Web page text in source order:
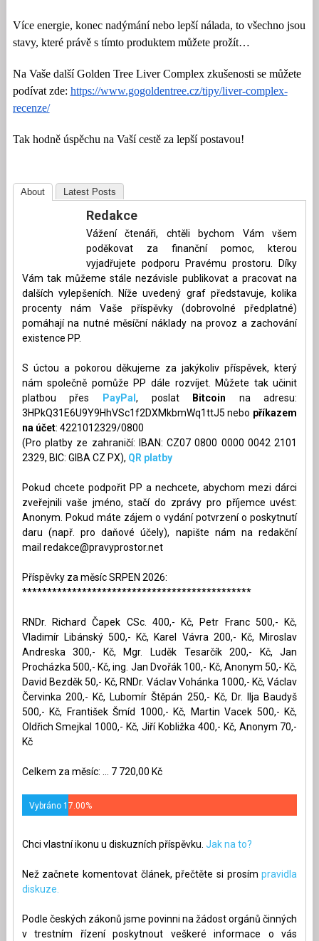
Více energie, konec nadýmání nebo lepší nálada, to všechno jsou
stavy, které právě s tímto produktem můžete prožít…
Na Vaše další Golden Tree Liver Complex zkušenosti se můžete
podívat zde: https://www.gogoldentree.cz/tipy/liver-complex-
recenze/
Tak hodně úspěchu na Vaší cestě za lepší postavou!
About Latest Posts
Redakce
Vážení čtenáři, chtěli bychom Vám všem
poděkovat za finanční pomoc, kterou
vyjadřujete podporu Pravému prostoru. Díky
Vám tak můžeme stále nezávisle publikovat a pracovat na
dalších vylepšeních. Níže uvedený graf představuje, kolika
procenty nám Vaše příspěvky (dobrovolné předplatné)
pomáhají na nutné měsíční náklady na provoz a zachování
existence PP.
S úctou a pokorou děkujeme za jakýkoliv příspěvek, který
nám společně pomůže PP dále rozvíjet. Můžete tak učinit
platbou přes
PayPal , poslat Bitcoin na adresu:
3HPkQ31E6U9Y9HhVSc1f2DXMkbmWq1ttJ5 nebo příkazem
na účet: 4221012329/0800
(Pro platby ze zahraničí: IBAN: CZ07 0800 0000 0042 2101
2329, BIC: GIBA CZ PX), QR platby
Pokud chcete podpořit PP a nechcete, abychom mezi dárci
zveřejnili vaše jméno, stačí do zprávy pro příjemce uvést:
Anonym. Pokud máte zájem o vydání potvrzení o poskytnutí
daru (např. pro daňové účely), napište nám na redakční
mail redakce@pravyprostor.net
Příspěvky za měsíc SRPEN 2026:
**********************************************
RNDr. Richard Čapek CSc. 400,- Kč, Petr Franc 500,- Kč,
Vladimír Libánský 500,- Kč, Karel Vávra 200,- Kč, Miroslav
Andreska 300,- Kč, Mgr. Luděk Tesarčík 200,- Kč, Jan
Procházka 500,- Kč, ing. Jan Dvořák 100,- Kč, Anonym 50,- Kč,
David Bezděk 50,- Kč, RNDr. Václav Vohánka 1000,- Kč, Václav
Červinka 200,- Kč, Lubomír Štěpán 250,- Kč, Dr. Ilja Baudyš
500,- Kč, František Šmíd 1000,- Kč, Martin Vacek 500,- Kč,
Oldřich Smejkal 1000,- Kč, Jiří Kobližka 400,- Kč, Anonym 70,-
Kč
Celkem za měsíc: ... 7 720,00 Kč
Vybráno 17.00%
Chci vlastní ikonu u diskuzních příspěvku. Jak na to?
Než začnete komentovat článek, přečtěte si prosímpravidla
diskuze.
Podle českých zákonů jsme povinni na žádost orgánů činných
v trestním řízení poskytnout veškeré informace o vás